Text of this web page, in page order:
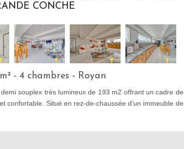
CONCHE
- 4 chambres - Royan
souplex très lumineux de 193 m2 offrant un cadre de
confortable. Situé en rez-de-chaussée d’un immeuble de